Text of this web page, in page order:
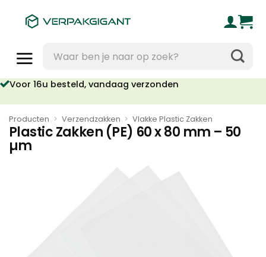
naar:
16u besteld, vandaag verzonden
Producten > Verzendzakken > Vlakke Plastic Zakken
Plastic Zakken (PE) 60 x 80 mm – 50
µm